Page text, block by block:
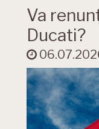
Va
Ducati?